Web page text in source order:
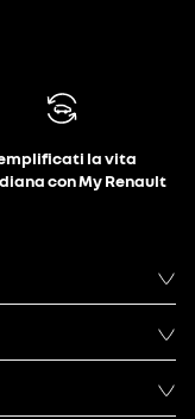
la vita
con My Renault